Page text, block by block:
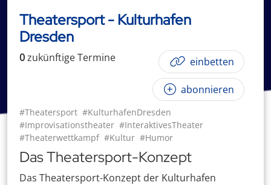
Theatersport - Kulturhafen
Dresden
0zukünftigeTermine einbetten
abonnieren
#Theatersport #KulturhafenDresden
#Improvisationstheater #InteraktivesTheater
#Theaterwettkampf #Kultur #Humor
Das Theatersport-Konzept
Das Theatersport-Konzept der Kulturhafen